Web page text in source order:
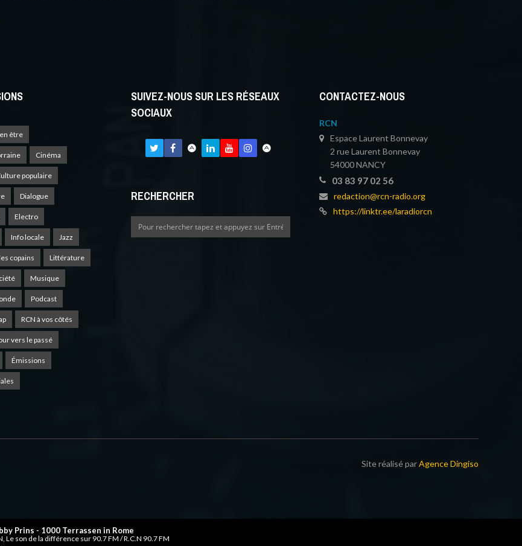
être
Cinéma
populaire
Dialogue
Electro
Info locale Jazz
copains Littérature
Musique
Podcast
RCN à vos côtés
vers le passé
Émissions
SUIVEZ-NOUS SUR LES RÉSEAUX
SOCIAUX
RECHERCHER
CONTACTEZ-NOUS
RCN
Espace Laurent Bonnevay
2 rue Laurent Bonnevay
54000 NANCY
03 83 97 02 56
redaction@rcn-radio.org
https://linktr.ee/laradiorcn
Site réalisé parAgence Dingiso
Prins - 1000 Terrassen in Rome
Le son de la différence sur 90.7 FM / R.C.N 90.7 FM